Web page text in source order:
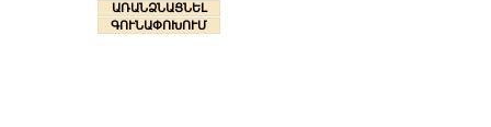
ԱՌԱՆՁՆԱՑՆԵԼ
ԳՈՒՆԱՓՈԽՈՒՄ